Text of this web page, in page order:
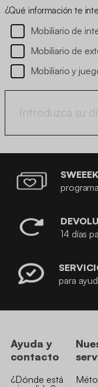
¿Qué información te
Mobiliario de
Mobiliario de
Mobiliario y
14 días
para
Ayuda y
contacto
¿Dónde está